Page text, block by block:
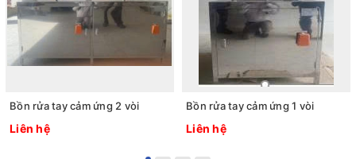
Bồn rửa tay cảm ứng 2 vòi
Liên hệ
Bồn rửa tay cảm ứng 1 vòi
Liên hệ